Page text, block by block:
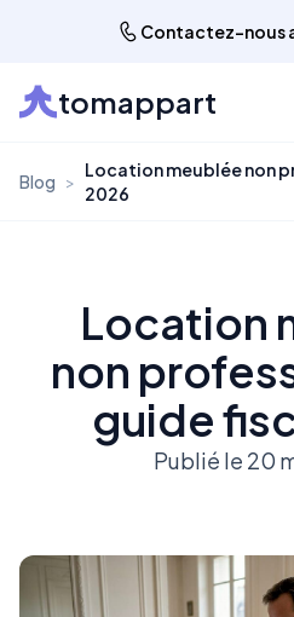
Contactez-nous
tomappart
Blog >
Location meublée non
2026
Location
non
guide
Publié le 20